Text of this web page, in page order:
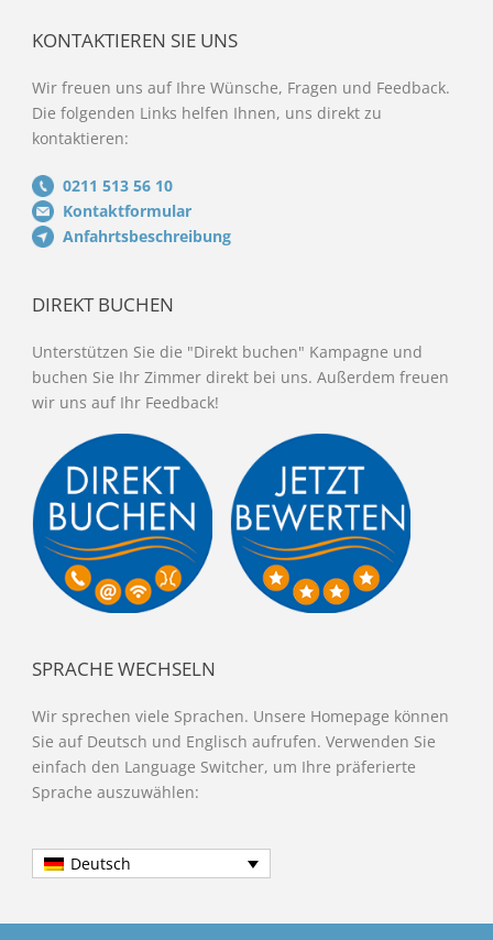
KONTAKTIEREN SIE UNS
Wir freuen uns auf Ihre Wünsche, Fragen und Feedback.
Die folgenden Links helfen Ihnen, uns direkt zu
kontaktieren:
0211 513 56 10
Kontaktformular
Anfahrtsbeschreibung
DIREKT BUCHEN
Unterstützen Sie die "Direkt buchen" Kampagne und
buchen Sie Ihr Zimmer direkt bei uns. Außerdem freuen
wir uns auf Ihr Feedback!
SPRACHE WECHSELN
Wir sprechen viele Sprachen. Unsere Homepage können
Sie auf Deutsch und Englisch aufrufen. Verwenden Sie
einfach den Language Switcher, um Ihre präferierte
Sprache auszuwählen:
Deutsch